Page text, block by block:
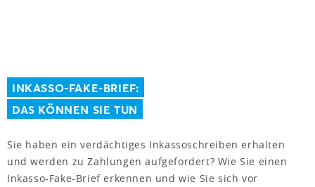
INKASSO-FAKE-BRIEF:
DAS KÖNNEN SIE TUN
Sie haben ein verdächtiges Inkassoschreiben erhalten
und werden zu Zahlungen aufgefordert? Wie Sie einen
Inkasso-Fake-Brief erkennen und wie Sie sich vor